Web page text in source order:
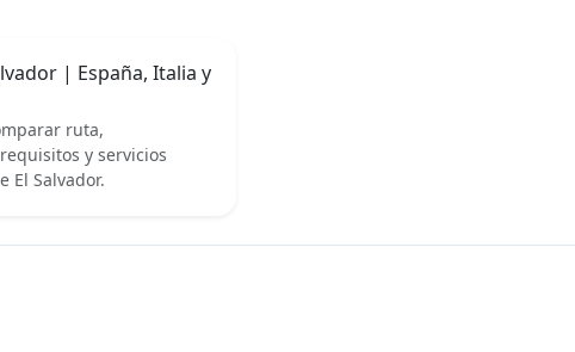
| España, Italia y
ruta,
y servicios
El Salvador.